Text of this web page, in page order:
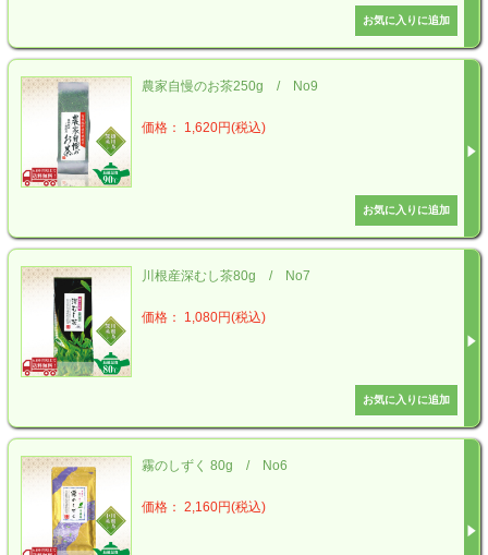
農家自慢のお茶250g / No9
価格： 1,620円(税込)
川根産深むし茶80g / No7
価格： 1,080円(税込)
霧のしずく 80g / No6
価格： 2,160円(税込)